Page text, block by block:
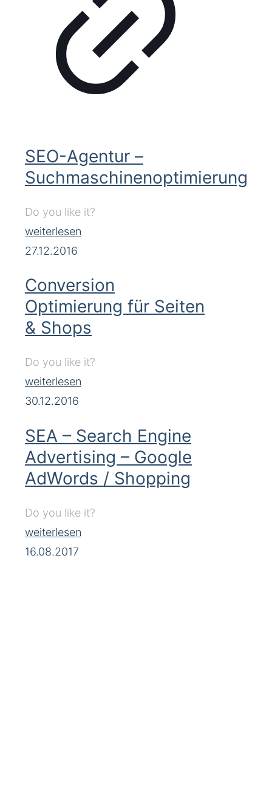
SEO-Agentur –
Suchmaschinenoptimierung
Do you like it?
weiterlesen
27.12.2016
Conversion
Optimierung für Seiten
& Shops
Do you like it?
weiterlesen
30.12.2016
SEA – Search Engine
Advertising – Google
AdWords / Shopping
Do you like it?
weiterlesen
16.08.2017